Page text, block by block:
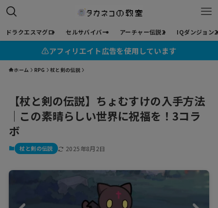
ドラクエスマグロ セルサバイバー アーチャー伝説2 IQダンジョン2
⚠︎アフィリエイト広告を使用しています
ホーム RPG 杖と剣の伝説
【杖と剣の伝説】ちょむすけの入手方法
｜この素晴らしい世界に祝福を！3コラ
ボ
杖と剣の伝説 2025年8月2日